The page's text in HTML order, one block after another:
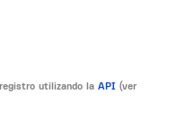
utilizando la API (ver